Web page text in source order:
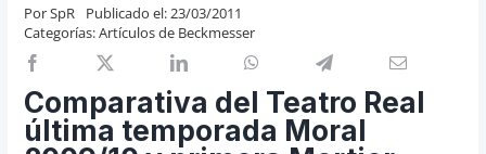
Entrevistas
Recomendación
Nosotros y privacidad
PorSpR
Publicado el: 23/03/2011
Categorías:Artículos de Beckmesser
Comparativa del Teatro Real
última temporada Moral